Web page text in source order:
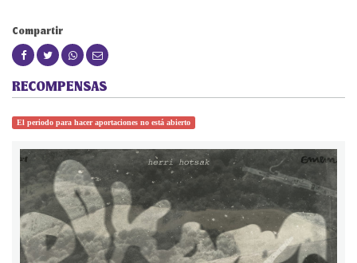
Compartir
RECOMPENSAS
El periodo para hacer aportaciones no está abierto